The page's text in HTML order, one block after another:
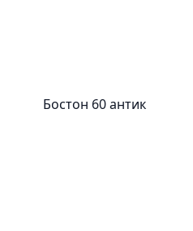
Бостон 60 антик